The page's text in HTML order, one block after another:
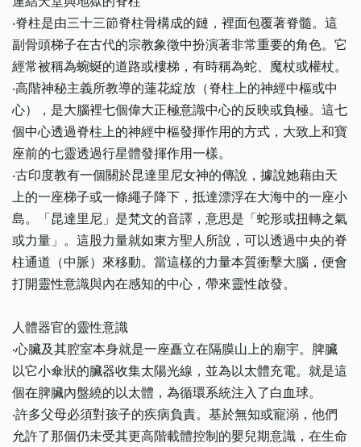
‧脊柱是由三十三節脊柱骨構成的鏈，裡面包覆著脊髓。這
副骨頭梯子在古代的宗教象徵中扮演著非常重要的角色。它
經常被稱為蜿蜒的道路或樓梯，有時稱為蛇、魔杖或權杖。
‧高階神秘主義所教導的蓮花綻放（脊柱上的神經中樞或中
心），是大腦裡七個偉大正極意識中心的反映或負極。這七
個中心透過脊柱上的神經中樞發揮作用的方式，大致上和寶
座前的七靈透過行星體發揮作用一樣。
‧古印度教有一個關於昆達里尼女神的傳說，據說她藉由天
上的一座梯子或一條繩子降下，抵達漂浮在大海中的一座小
島。「昆達里尼」是梵文的音譯，意思是「蛇形或扭轉之氣
或力量」。這股力量就如東方聖人所說，可以透過中央的脊
柱通道（中脈）來移動。當這樣的力量本質衝擊大腦，便會
打開靈性意識與內在感知的中心，帶來靈性啟發。
人體器官的靈性意識
‧心臟及其腔室本身就是一座矗立在隔膜山上的廟宇。脾臟
以它小傘狀的臟器收集太陽光線，並為以太體充電。就是這
個在脾臟內盤繞的以太體，為循環系統注入了白血球。
‧許多父母必須對孩子的疾病負責。基於無知或寵溺，他們
允許了那個仍未受其更高階載體控制的嬰兒期意識，在生命